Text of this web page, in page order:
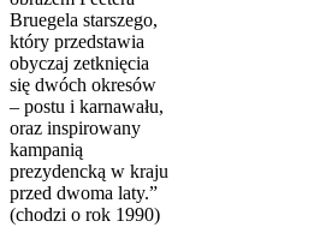
Bruegela starszego,
który przedstawia
obyczaj zetknięcia
się dwóch okresów
– postu i karnawału,
oraz inspirowany
kampanią
prezydencką w kraju
przed dwoma laty.”
(chodzi o rok 1990)